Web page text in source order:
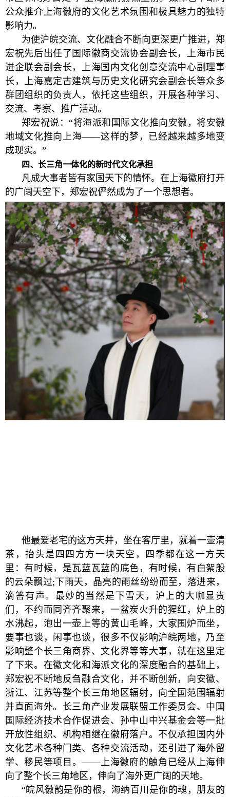
公众推介上海徽府的文化艺术氛围和极具魅力的独特
影响力。
为使沪皖交流、文化融合不断向更深更广推进，郑
宏祝先后出任了国际徽商交流协会副会长，上海市民
进企联会副会长，上海国内文化创意交流中心副理事
长，上海嘉定古建筑与历史文化研究会副会长等众多
群团组织的负责人，依托这些组织，开展各种学习、
交流、考察、推广活动。
郑宏祝说：“将海派和国际文化推向安徽，将安徽
地域文化推向上海——这样的梦，已经越来越多地变
成现实。”
四、长三角一体化的新时代文化承担
凡成大事者皆有家国天下的情怀。在上海徽府打开
的广阔天空下，郑宏祝俨然成为了一个思想者。
他最爱老宅的这方天井，坐在客厅里，就着一壶清
茶，抬头是四四方方一块天空，四季都在这一方天
里：有时候，是瓦蓝瓦蓝的底色，有时候，有白絮般
的云朵飘过;下雨天，晶亮的雨丝纷纷而至，落进来，
滴答有声。最妙的当然是下雪天，沪上的大咖显贵
们，不约而同齐齐聚来，一盆炭火升的猩红，炉上的
水沸起，泡出一壶上等的黄山毛峰，大家围炉而坐，
要事也谈，闲事也谈，很多不仅影响沪皖两地，乃至
影响整个长三角商界、文化界等等大事，就在这里定
了下来。在徽文化和海派文化的深度融合的基础上，
郑宏祝不断地反刍融合文化，并不断创新，向安徽、
浙江、江苏等整个长三角地区辐射，向全国范围辐射
并直面海外。长三角产业发展联盟工作委员会、中国
国际经济技术合作促进会、孙中山中兴基金会等一批
开放性组织、机构相继在徽府落户。不仅承担国内外
文化艺术各种门类、各种交流活动，还引进了海外留
学、移民等项目。——上海徽府的触角已经从上海伸
向了整个长三角地区，伸向了海外更广阔的天地。
“皖风徽韵是你的根，海纳百川是你的魂，朋友的